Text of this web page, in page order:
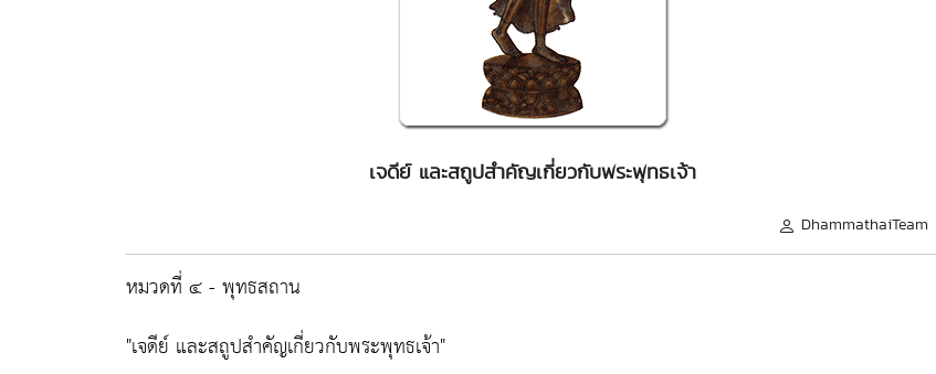
เจดีย์ และสถูปสำคัญเกี่ยวกับพระพุทธเจ้า
DhammathaiTeam
หมวดที่ ๔ - พุทธสถาน
"เจดีย์ และสถูปสำคัญเกี่ยวกับพระพุทธเจ้า"